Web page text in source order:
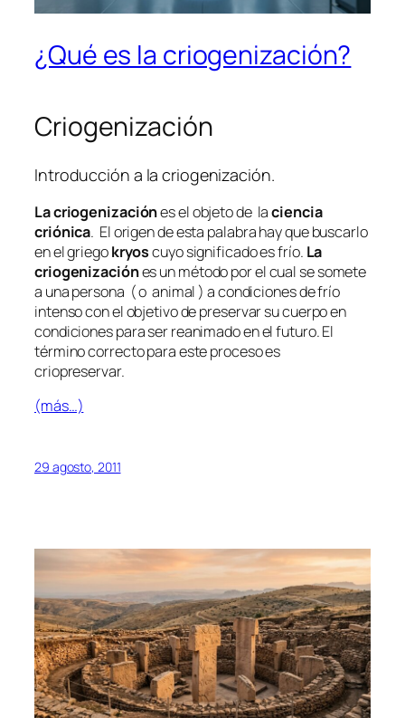
¿Qué es la criogenización?
Criogenización
Introducción a la criogenización.
La criogenizaciónes el objeto de laciencia
criónica. El origen de esta palabra hay que buscarlo
en el griegokryoscuyo significado es frío. La
criogenizaciónes un método por el cual se somete
a una persona ( o animal ) a condiciones de frío
intenso con el objetivo de preservar su cuerpo en
condiciones para ser reanimado en el futuro. El
término correcto para este proceso es
criopreservar.
(más…)
29 agosto, 2011